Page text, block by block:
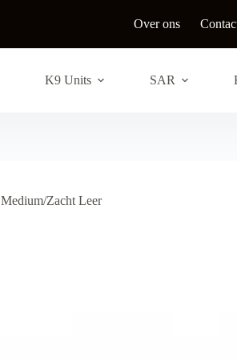
Over ons
K9 Units SAR
Zacht Leer